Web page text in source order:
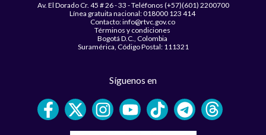
Av. El Dorado Cr. 45 # 26 - 33 - Teléfonos (+57)(601) 2200700
Línea gratuita nacional: 018000 123 414
Contacto: info@rtvc.gov.co
Términos y condiciones
Bogotá D.C., Colombia
Suramérica, Código Postal: 111321
Síguenos en